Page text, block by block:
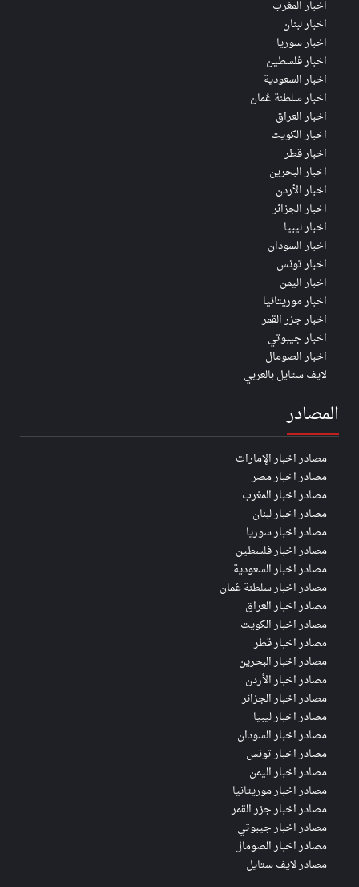
اخبار المغرب
اخبار لبنان
اخبار سوريا
اخبار فلسطين
اخبار السعودية
اخبار سلطنة عُمان
اخبار العراق
اخبار الكويت
اخبار قطر
اخبار البحرين
اخبار الأردن
اخبار الجزائر
اخبار ليبيا
اخبار السودان
اخبار تونس
اخبار اليمن
اخبار موريتانيا
اخبار جزر القمر
اخبار جيبوتي
اخبار الصومال
لايف ستايل بالعربي
المصادر
مصادر اخبار الإمارات
مصادر اخبار مصر
مصادر اخبار المغرب
مصادر اخبار لبنان
مصادر اخبار سوريا
مصادر اخبار فلسطين
مصادر اخبار السعودية
مصادر اخبار سلطنة عُمان
مصادر اخبار العراق
مصادر اخبار الكويت
مصادر اخبار قطر
مصادر اخبار البحرين
مصادر اخبار الأردن
مصادر اخبار الجزائر
مصادر اخبار ليبيا
مصادر اخبار السودان
مصادر اخبار تونس
مصادر اخبار اليمن
مصادر اخبار موريتانيا
مصادر اخبار جزر القمر
مصادر اخبار جيبوتي
مصادر اخبار الصومال
مصادر لايف ستايل